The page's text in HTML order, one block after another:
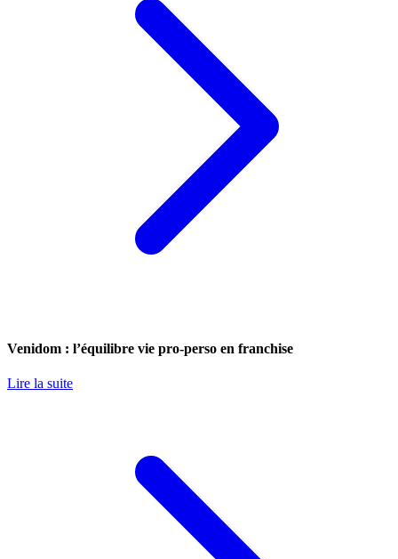
Venidom : l’équilibre vie pro-perso en franchise
Lire la suite